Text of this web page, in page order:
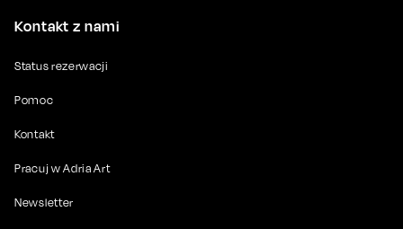
Kontakt z nami
Status rezerwacji
Pomoc
Kontakt
Pracuj w Adria Art
Newsletter